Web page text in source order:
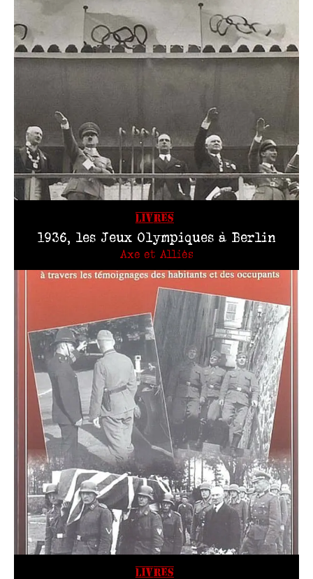
LIVRES
1936, les Jeux Olympiques à Berlin
Axe et Alliés
LIVRES